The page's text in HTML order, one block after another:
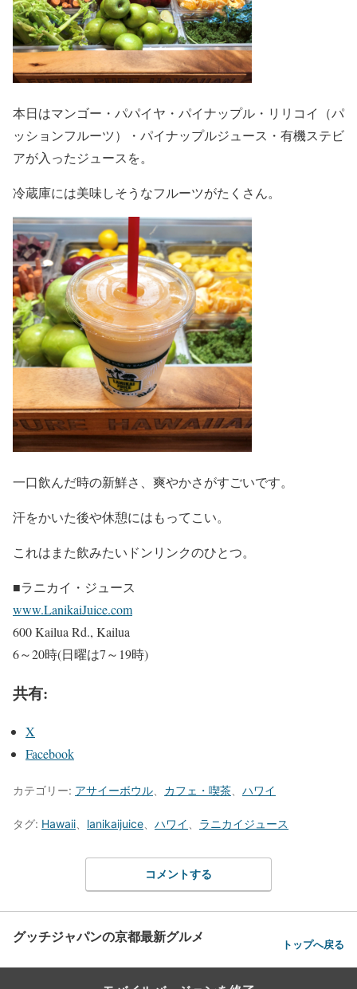
本日はマンゴー・パパイヤ・パイナップル・リリコイ（パ
ッションフルーツ）・パイナップルジュース・有機ステビ
アが入ったジュースを。
冷蔵庫には美味しそうなフルーツがたくさん。
一口飲んだ時の新鮮さ、爽やかさがすごいです。
汗をかいた後や休憩にはもってこい。
これはまた飲みたいドンリンクのひとつ。
■ラニカイ・ジュース
www.LanikaiJuice.com
600 Kailua Rd., Kailua
6～20時(日曜は7～19時)
共有:
X
Facebook
カテゴリー: アサイーボウル、 カフェ・喫茶、 ハワイ
タグ: Hawaii、 lanikaijuice、 ハワイ、 ラニカイジュース
コメントする
グッチジャパンの京都最新グルメ トップへ戻る